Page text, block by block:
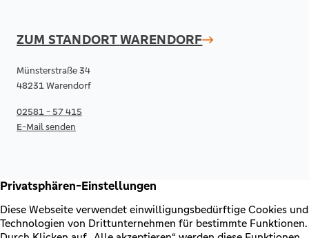
ZUM STANDORTWARENDORF
Münsterstraße 34
48231 Warendorf
02581 - 57 415
E-Mail senden
RECHTLICHES & KONTAKT
Kontakt
AGB & Sonderbedingungen